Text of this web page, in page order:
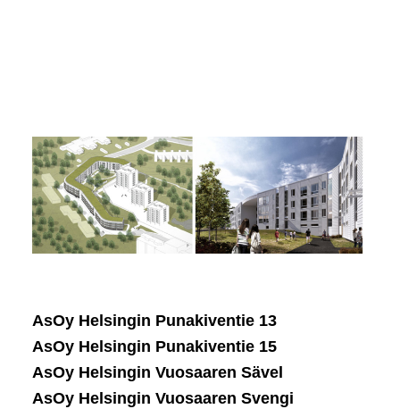
AsOy Helsingin Punakiventie 13
AsOy Helsingin Punakiventie 15
AsOy Helsingin Vuosaaren Sävel
AsOy Helsingin Vuosaaren Svengi